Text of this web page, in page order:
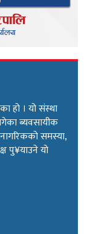
हो । यो संस्था
ब्यवसायीक
समस्या,
पु¥याउने यो